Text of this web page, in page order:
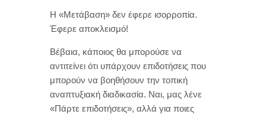
Η «Μετάβαση» δεν έφερε ισορροπία.
Έφερε αποκλεισμό!
Βέβαια, κάποιος θα μπορούσε να
αντιτείνει ότι υπάρχουν επιδοτήσεις που
μπορούν να βοηθήσουν την τοπική
αναπτυξιακή διαδικασία. Ναι, μας λένε
«Πάρτε επιδοτήσεις», αλλά για ποιες